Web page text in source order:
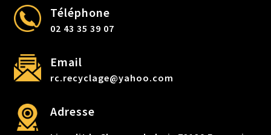
Téléphone
02 43 35 39 07
Email
rc.recyclage@yahoo.com
Adresse